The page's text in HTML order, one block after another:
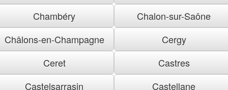
Chambéry
Chalon-sur-Saône
Châlons-en-Champagne
Cergy
Ceret
Castres
Castelsarrasin
Castellane